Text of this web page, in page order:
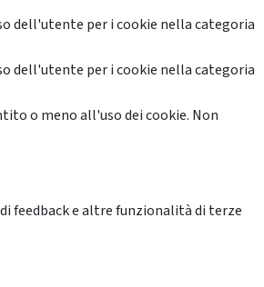
dell'utente per i cookie nella categoria
dell'utente per i cookie nella categoria
o meno all'uso dei cookie. Non
feedback e altre funzionalità di terze